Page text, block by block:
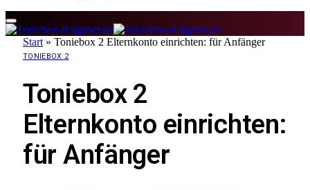
Start » Toniebox 2 Elternkonto einrichten: für Anfänger
TONIEBOX 2
Toniebox 2
Elternkonto einrichten:
für Anfänger